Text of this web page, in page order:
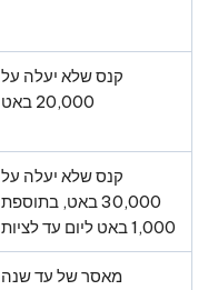
קנס שלא יעלה על
20,000 באט
קנס שלא יעלה על
30,000 באט, בתוספת
1,000 באט ליום עד לציות
מאסר של עד שנה